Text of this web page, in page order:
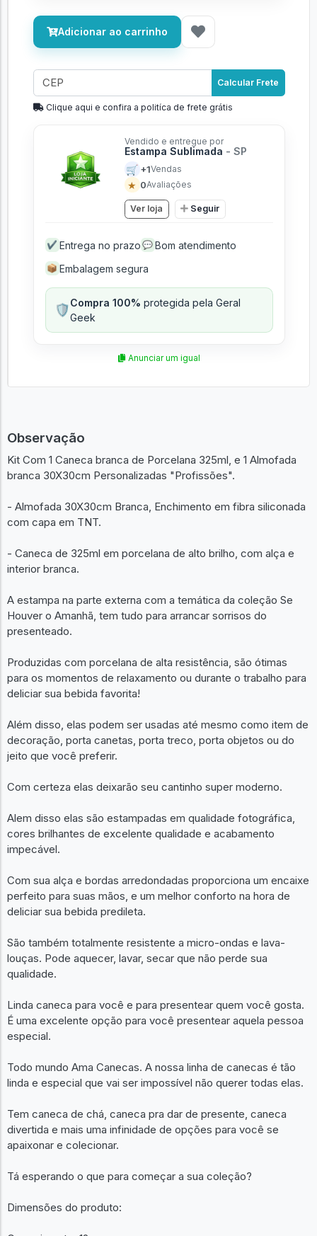
Adicionar ao carrinho
Calcular Frete
Clique aqui e confira a politíca de frete grátis
Vendido e entregue por
Estampa Sublimada - SP
🛒 +1Vendas
★ 0Avaliações
Ver loja Seguir
✔ Entrega no prazo 💬 Bom atendimento
📦 Embalagem segura
🛡️Compra 100% protegida pela Geral
Geek
Anunciar um igual
Observação
Kit Com 1 Caneca branca de Porcelana 325ml, e 1 Almofada
branca 30X30cm Personalizadas "Profissões".
- Almofada 30X30cm Branca, Enchimento em fibra siliconada
com capa em TNT.
- Caneca de 325ml em porcelana de alto brilho, com alça e
interior branca.
A estampa na parte externa com a temática da coleção Se
Houver o Amanhã, tem tudo para arrancar sorrisos do
presenteado.
Produzidas com porcelana de alta resistência, são ótimas
para os momentos de relaxamento ou durante o trabalho para
deliciar sua bebida favorita!
Além disso, elas podem ser usadas até mesmo como item de
decoração, porta canetas, porta treco, porta objetos ou do
jeito que você preferir.
Com certeza elas deixarão seu cantinho super moderno.
Alem disso elas são estampadas em qualidade fotográfica,
cores brilhantes de excelente qualidade e acabamento
impecável.
Com sua alça e bordas arredondadas proporciona um encaixe
perfeito para suas mãos, e um melhor conforto na hora de
deliciar sua bebida predileta.
São também totalmente resistente a micro-ondas e lava-
louças. Pode aquecer, lavar, secar que não perde sua
qualidade.
Linda caneca para você e para presentear quem você gosta.
É uma excelente opção para você presentear aquela pessoa
especial.
Todo mundo Ama Canecas. A nossa linha de canecas é tão
linda e especial que vai ser impossível não querer todas elas.
Tem caneca de chá, caneca pra dar de presente, caneca
divertida e mais uma infinidade de opções para você se
apaixonar e colecionar.
Tá esperando o que para começar a sua coleção?
Dimensões do produto: